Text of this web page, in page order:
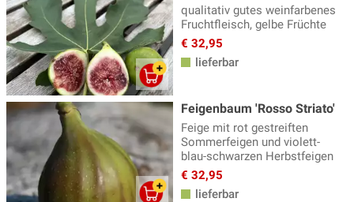
qualitativ gutes weinfarbenes
Fruchtfleisch, gelbe Früchte
€ 32,95
lieferbar
Feigenbaum 'Rosso Striato'
Feige mit rot gestreiften
Sommerfeigen und violett-
blau-schwarzen Herbstfeigen
€ 32,95
lieferbar